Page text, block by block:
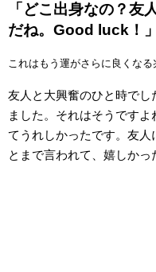
「どこ出身なの？友
だね。Good luck！」
これはもう運がさらに良くな
友人と大興奮のひと時で
ました。それはそうです
てうれしかったです。友人
とまで言われて、嬉しかっ